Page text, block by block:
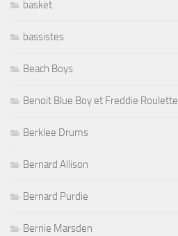
basket
bassistes
Beach Boys
Benoit Blue Boy et Freddie Roulette
Berklee Drums
Bernard Allison
Bernard Purdie
Bernie Marsden